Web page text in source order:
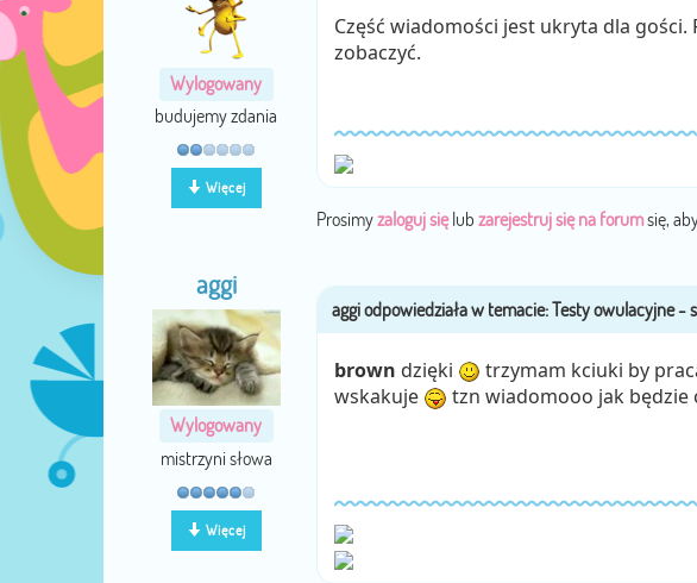
Wylogowany
budujemy zdania
Więcej
Część wiadomości jest ukryta dla
zobaczyć.
Prosimyzaloguj sięlub zarejestruj się na forumsię,
aggi
Wylogowany
mistrzyni słowa
Więcej
brown dzięki
trzymam kciuki by
wskakuje
tzn wiadomooo jak będzie